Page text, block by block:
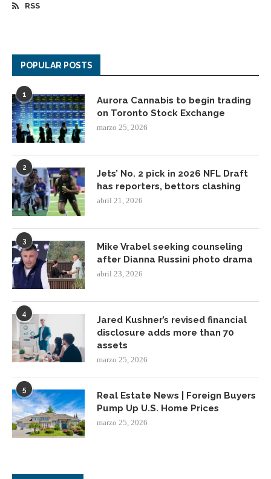
RSS
POPULAR POSTS
1
Aurora Cannabis to begin trading
on Toronto Stock Exchange
marzo 25, 2026
2
Jets’ No. 2 pick in 2026 NFL Draft
has reporters, bettors clashing
abril 21, 2026
3
Mike Vrabel seeking counseling
after Dianna Russini photo drama
abril 23, 2026
4
Jared Kushner’s revised financial
disclosure adds more than 70
assets
marzo 25, 2026
5
Real Estate News | Foreign Buyers
Pump Up U.S. Home Prices
marzo 25, 2026